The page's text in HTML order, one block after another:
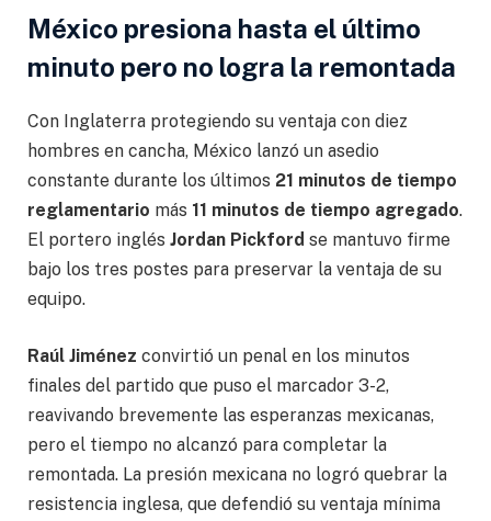
México presiona hasta el último
minuto pero no logra la remontada
Con Inglaterra protegiendo su ventaja con diez
hombres en cancha, México lanzó un asedio
constante durante los últimos 21 minutos de tiempo
reglamentario más 11 minutos de tiempo agregado.
El portero inglés Jordan Pickford se mantuvo firme
bajo los tres postes para preservar la ventaja de su
equipo.
Raúl Jiménez convirtió un penal en los minutos
finales del partido que puso el marcador 3-2,
reavivando brevemente las esperanzas mexicanas,
pero el tiempo no alcanzó para completar la
remontada. La presión mexicana no logró quebrar la
resistencia inglesa, que defendió su ventaja mínima